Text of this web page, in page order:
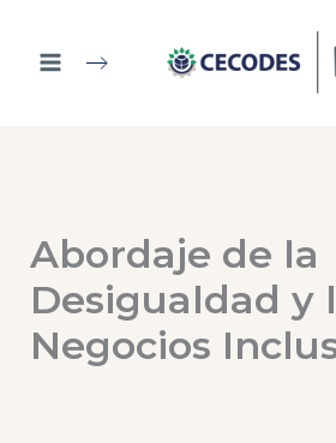
contenido
Abordaje de la
Desigualdad y
Negocios